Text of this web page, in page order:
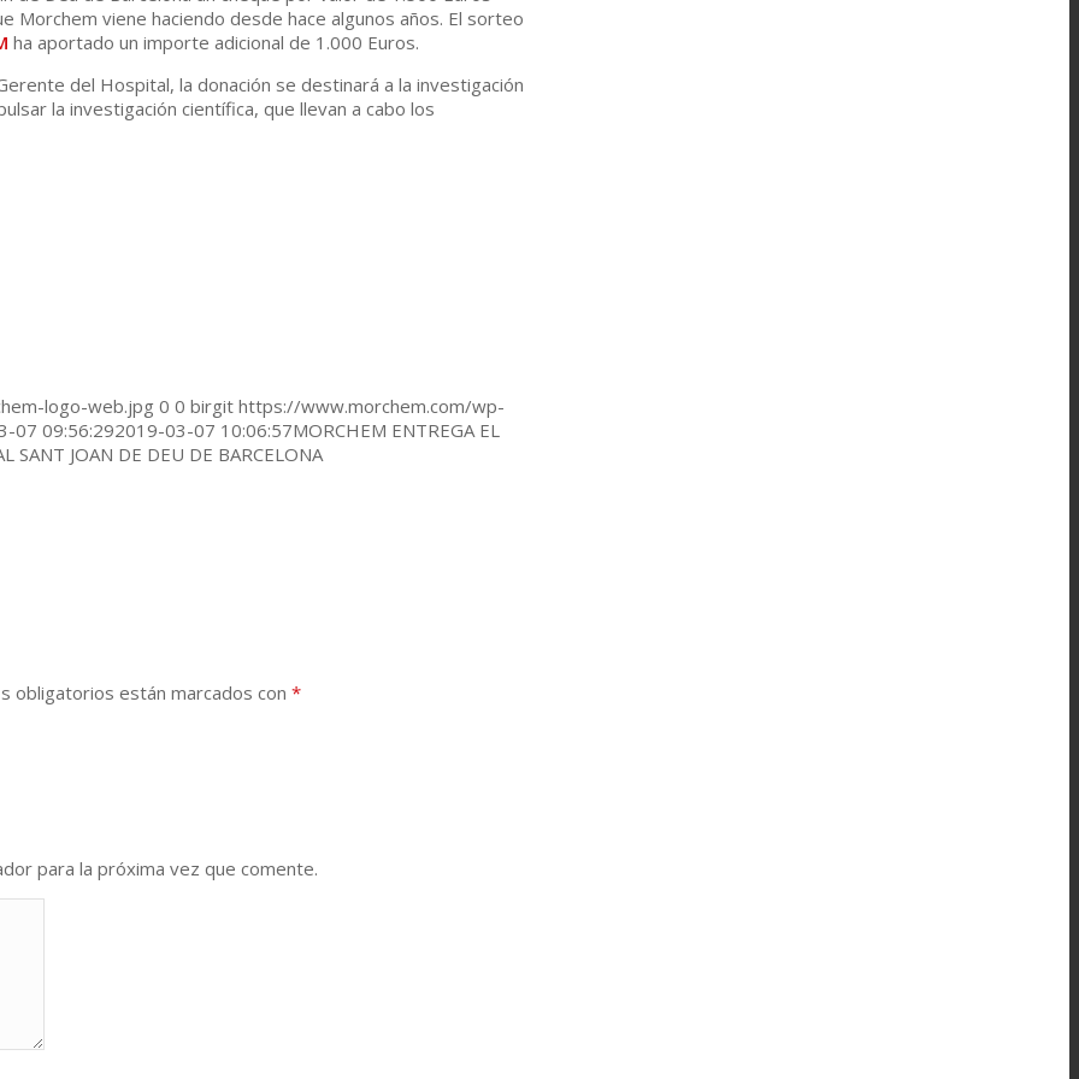
viene haciendo desde hace algunos años. El sorteo
ha aportado un importe adicional de 1.000 Euros.
del Hospital, la donación se destinará a la investigación
la investigación científica, que llevan a cabo los
logo-web.jpg 0 0 birgit https://www.morchem.com/wp-
07 09:56:292019-03-07 10:06:57MORCHEM ENTREGA EL
SANT JOAN DE DEU DE BARCELONA
obligatorios están marcados con *
para la próxima vez que comente.